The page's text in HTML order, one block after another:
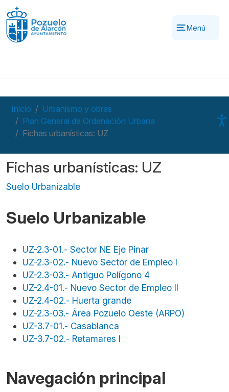
Pasar al contenido principal
Menú
Inicio
Urbanismo y obras
Plan General de Ordenación Urbana
Fichas urbanísticas: UZ
Navegación principal
Fichas urbanísticas: UZ
Suelo Urbanizable
Suelo Urbanizable
UZ-2.3-01.- Sector NE Eje Pinar
UZ-2.3-02.- Nuevo Sector de Empleo I
UZ-2.3-03.- Antiguo Polígono 4
UZ-2.4-01.- Nuevo Sector de Empleo II
UZ-2.4-02.- Huerta grande
UZ-2.3-03.- Área Pozuelo Oeste (ARPO)
UZ-3.7-01.- Casablanca
UZ-3.7-02.- Retamares I